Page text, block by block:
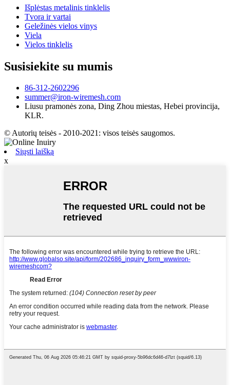
Išplėstas metalinis tinklelis
Tvora ir vartai
Geležinės vielos vinys
Viela
Vielos tinklelis
Susisiekite su mumis
86-312-2602296
summer@iron-wiremesh.com
Liusu pramonės zona, Ding Zhou miestas, Hebei provincija,
KLR.
© Autorių teisės - 2010-2021: visos teisės saugomos.
Siųsti laišką
x